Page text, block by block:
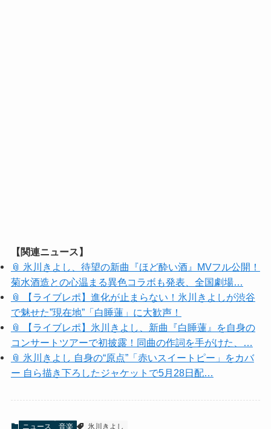
【関連ニュース】
📎 氷川きよし、待望の新曲『ほど酔い酒』MVフル公開！
菊水酒造との心温まる異色コラボも発表、全国劇場…
📎 【ライブレポ】進化が止まらない！氷川きよしが渋谷
で魅せた”現在地”「白睡蓮」に大歓声！
📎 【ライブレポ】氷川きよし、新曲『白睡蓮』を自身の
コンサートツアーで初披露！同曲の作詞を手がけた、…
📎 氷川きよし 自身の“原点”「赤いスイートピー」をカバ
ー 自ら描き下ろしたジャケットで5月28日配…
ニュース 音楽 氷川きよし